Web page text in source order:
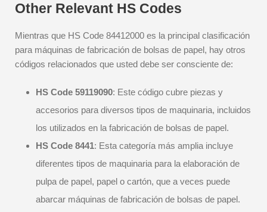
Other Relevant HS Codes
Mientras que HS Code 84412000 es la principal clasificación
para máquinas de fabricación de bolsas de papel, hay otros
códigos relacionados que usted debe ser consciente de:
HS Code 59119090: Este código cubre piezas y
accesorios para diversos tipos de maquinaria, incluidos
los utilizados en la fabricación de bolsas de papel.
HS Code 8441: Esta categoría más amplia incluye
diferentes tipos de maquinaria para la elaboración de
pulpa de papel, papel o cartón, que a veces puede
abarcar máquinas de fabricación de bolsas de papel.